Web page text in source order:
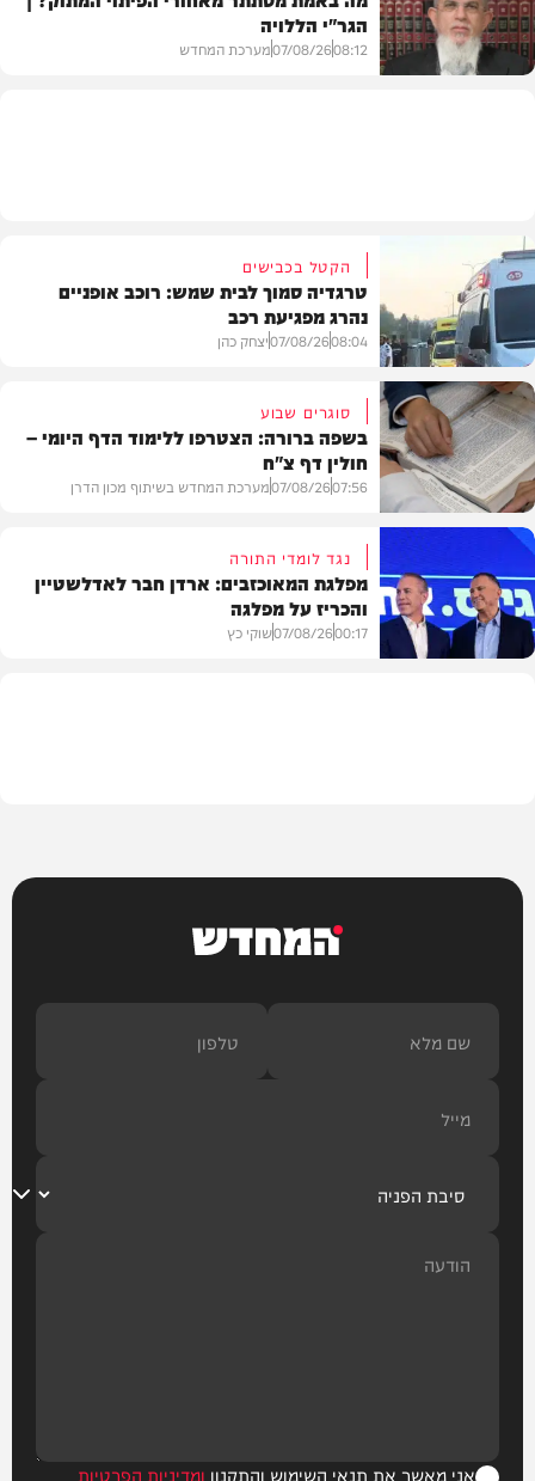
וידאו
הגר"י הללויה
08:12
07/08/26מערכת המחדש
בארץ
הקטל בכבישים
טרגדיה סמוך לבית שמש: רוכב אופניים
נהרג מפגיעת רכב
08:04
07/08/26יצחק כהן
בית המדרש
סוגרים שבוע
בשפה ברורה: הצטרפו ללימוד הדף היומי –
חולין דף צ"ח
07:56
07/08/26מערכת המחדש בשיתוף מכון הדרן
נגד לומדי התורה
מפלגת המאוכזבים: ארדן חבר לאדלשטיין
והכריז על מפלגה
00:17
07/08/26שוקי כץ
המחדש
אני מאשר את תנאי השימוש והתקנון ומדיניות הפרטיות